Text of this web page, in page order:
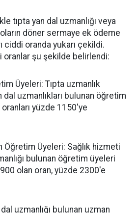
tıpta yan dal uzmanlığı veya
döner sermaye ek ödeme
ciddi oranda yukarı çekildi.
oranlar şu şekilde belirlendi:
Üyeleri: Tıpta uzmanlık
dal uzmanlıkları bulunan öğretim
yüzde 1150'ye
Öğretim Üyeleri: Sağlık hizmeti
bulunan öğretim üyeleri
olan oran, yüzde 2300'e
uzmanlığı bulunan uzman